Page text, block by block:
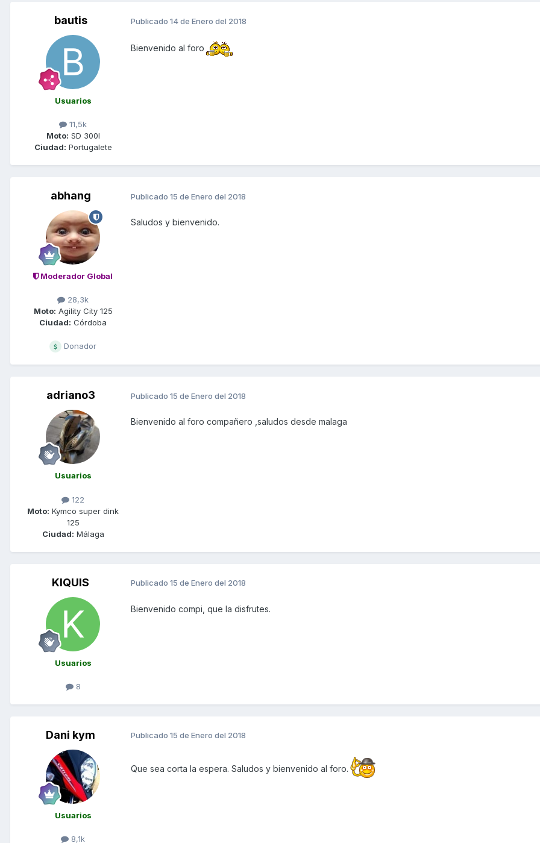
bautis
Usuarios
11,5k
Moto: SD 300I
Ciudad: Portugalete
Publicado 14 de Enero del 2018
Bienvenido al foro
abhang
Moderador Global
28,3k
Moto: Agility City 125
Ciudad: Córdoba
Donador
Publicado 15 de Enero del 2018
Saludos y bienvenido.
adriano3
Usuarios
122
Moto: Kymco super dink
125
Ciudad: Málaga
Publicado 15 de Enero del 2018
Bienvenido al foro compañero ,saludos desde malaga
KIQUIS
Usuarios
8
Publicado 15 de Enero del 2018
Bienvenido compi, que la disfrutes.
Dani kym
Usuarios
8,1k
Publicado 15 de Enero del 2018
Que sea corta la espera. Saludos y bienvenido al foro.